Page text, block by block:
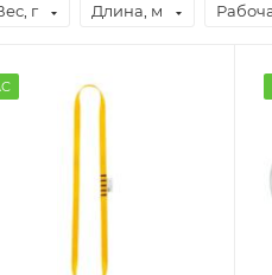
г Длина, м